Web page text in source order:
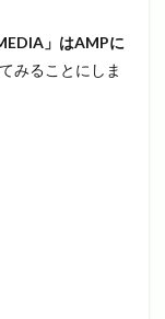
」はAMPに
みることにしま